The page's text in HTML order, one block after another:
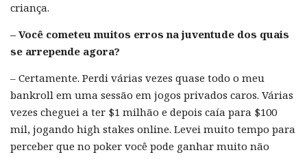
criança.
– Você cometeu muitos erros na juventude dos quais
se arrepende agora?
– Certamente. Perdi várias vezes quase todo o meu
bankroll em uma sessão em jogos privados caros. Várias
vezes cheguei a ter $1 milhão e depois caía para $100
mil, jogando high stakes online. Levei muito tempo para
perceber que no poker você pode ganhar muito não